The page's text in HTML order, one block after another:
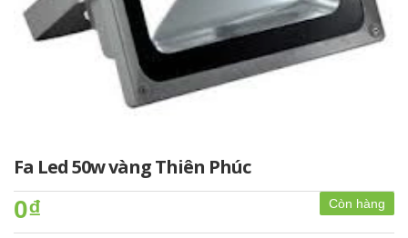
Fa Led 50w vàng Thiên Phúc
Còn hàng
0₫